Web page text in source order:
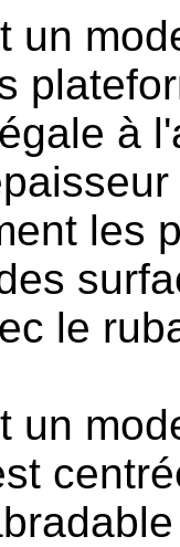
un
à
les
le
un